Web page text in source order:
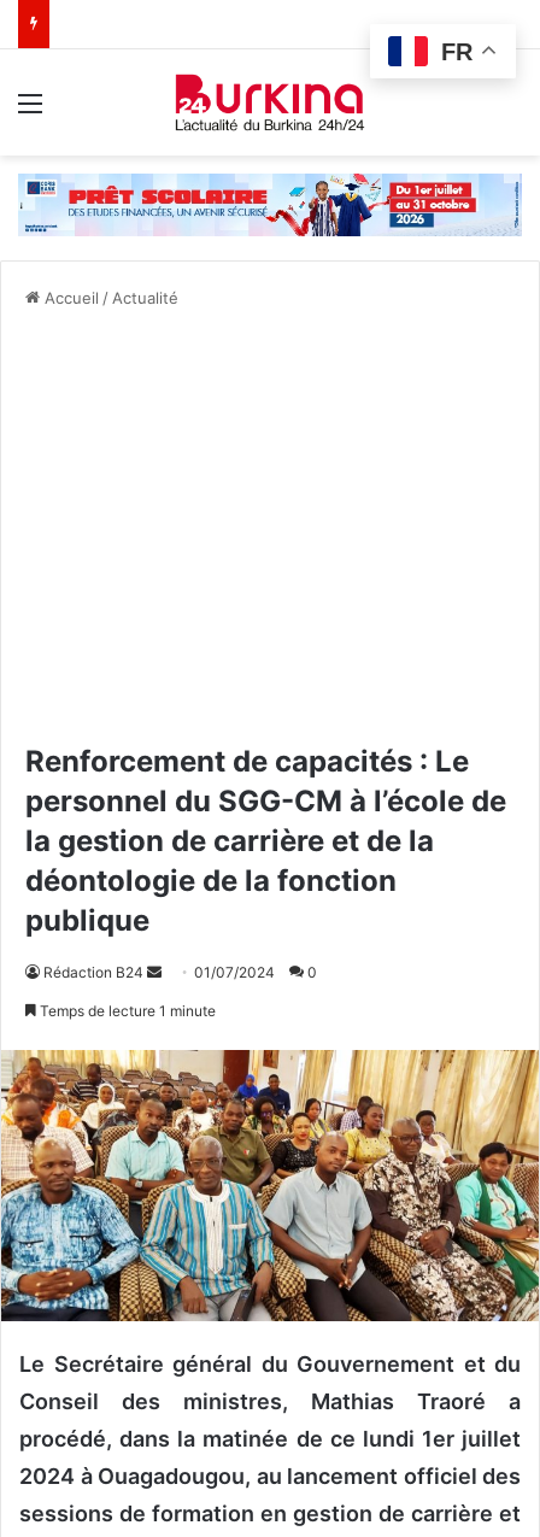
Accueil / Actualité
Renforcement de capacités : Le
personnel du SGG-CM à l’école de
la gestion de carrière et de la
déontologie de la fonction
publique
Rédaction B24
y
e
r
u
n
c
o
u
r
i
l
01/07/2024 0
Temps de lecture 1 minute
Le Secrétaire général du Gouvernement et du
Conseil des ministres, Mathias Traoré a
procédé, dans la matinée de ce lundi 1er juillet
2024 à Ouagadougou, au lancement officiel des
sessions de formation en gestion de carrière et
FR